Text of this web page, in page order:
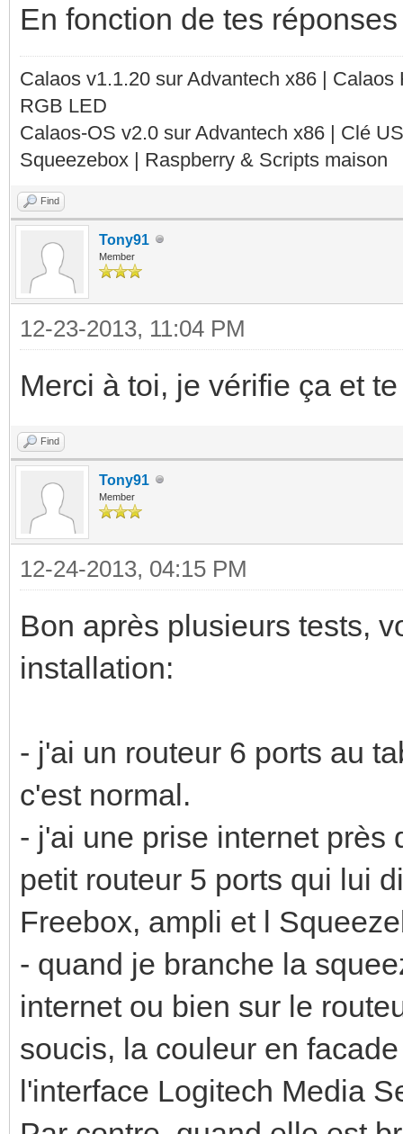
En fonction de tes
Calaos v1.1.20 sur Advantech x86 |
RGB LED
Calaos-OS v2.0 sur Advantech x86 | Clé
Squeezebox | Raspberry & Scripts maison
Find
Tony91
Member
12-23-2013, 11:04 PM
Merci à toi, je vérifie ça et
Find
Tony91
Member
12-24-2013, 04:15 PM
Bon après plusieurs tests,
installation:
- j'ai un routeur 6 ports au
c'est normal.
- j'ai une prise internet près
petit routeur 5 ports qui lui
Freebox, ampli et l
- quand je branche la
internet ou bien sur le
soucis, la couleur en
l'interface Logitech Media